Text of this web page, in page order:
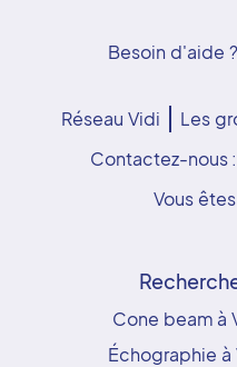
Besoin d'aide ?
Réseau Vidi
Les
Contactez-nous :
Vous
Cone beam à
Échographie